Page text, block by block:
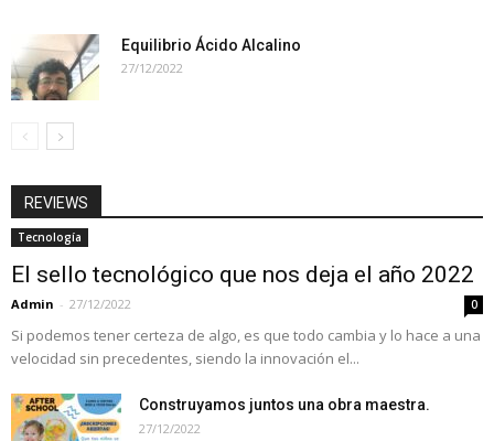
Equilibrio Ácido Alcalino
27/12/2022
REVIEWS
Tecnología
El sello tecnológico que nos deja el año 2022
Admin - 27/12/2022 0
Si podemos tener certeza de algo, es que todo cambia y lo hace a una
velocidad sin precedentes, siendo la innovación el...
Construyamos juntos una obra maestra.
27/12/2022